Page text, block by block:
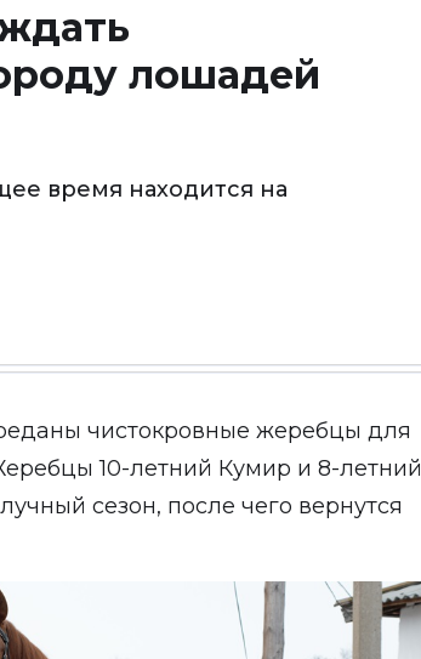
лошадей
время находится на
чистокровные жеребцы для
10-летний Кумир и 8-летний
сезон, после чего вернутся